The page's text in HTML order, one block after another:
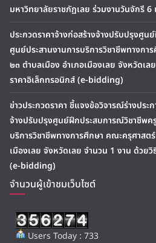
มหาวิทยาลัยราชภัฏเลย ร่วมงานวันจักรี 6
ประกวดราคาจ้างก่อสร้างจ้างปรับปรุงศู
ศูนย์ประสานงานการบริการวิชาชีพทางกา
๒๓ ตำบลเมือง อำเภอเมืองเลย จังหวัดเ
ราคาอิเล็กทรอนิกส์ (e-bidding)
ข่าวประกวดราคา ชี้แจงข้อวิจารณ์ร่างประ
จ้างปรับปรุงศูนย์ฝึกประสบการณ์วิชาชีพค
บริการวิชาชีพทางการศึกษา คณะครุศาสต
เมืองเลย จังหวัดเลย จำนวน 1 งาน ด้วย
(e-bidding)
จำนวนผู้เข้าชมเว็บไซต์
Users Today : 733